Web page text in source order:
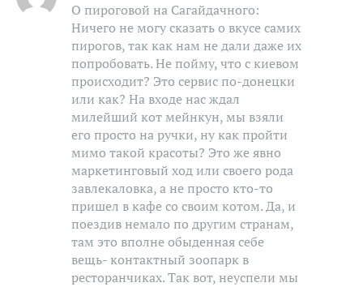
О пироговой на Сагайдачного:
Ничего не могу сказать о вкусе самих
пирогов, так как нам не дали даже их
попробовать. Не пойму, что с киевом
происходит? Это сервис по-донецки
или как? На входе нас ждал
милейший кот мейнкун, мы взяли
его просто на ручки, ну как пройти
мимо такой красоты? Это же явно
маркетинговый ход или своего рода
завлекаловка, а не просто кто-то
пришел в кафе со своим котом. Да, и
поездив немало по другим странам,
там это вполне обыденная себе
вещь- контактный зоопарк в
ресторанчиках. Так вот, неуспели мы